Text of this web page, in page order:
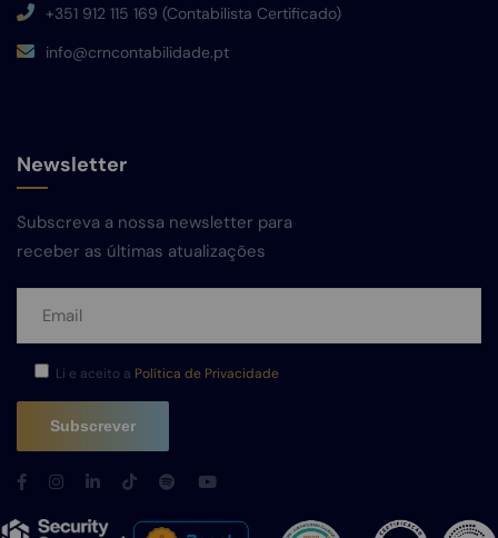
+351 912 115 169 (Contabilista Certificado)
info@crncontabilidade.pt
Newsletter
Subscreva a nossa newsletter para
receber as últimas atualizações
Li e aceito a Política de Privacidade